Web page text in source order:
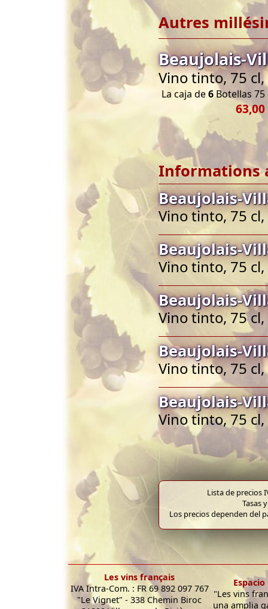
Autres
Beaujolais-
Vino tinto, 75 cl,
La caja de6Botellas 75
63,00
Informations
Beaujolais-
Vino tinto, 75 cl,
Beaujolais-
Vino tinto, 75 cl,
Beaujolais-
Vino tinto, 75 cl,
Beaujolais-
Vino tinto, 75 cl,
Beaujolais-
Vino tinto, 75 cl,
Lista de precios
Tasas
Los precios dependen del
Les vins français
IVA Intra-Com. : FR 69 892 097 767
"Le Vignet" - 338 Chemin Biroc
"Les vins
una amplia